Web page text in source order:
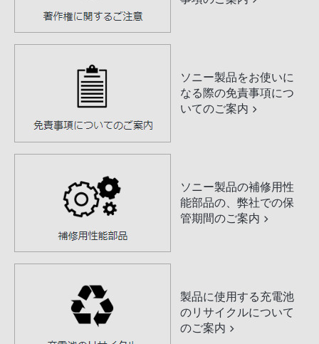
ソニー製品をお使いに
なる際の免責事項につ
いてのご案内
ソニー製品の補修用性
能部品の、弊社での保
管期間のご案内
製品に使用する充電池
のリサイクルについて
のご案内